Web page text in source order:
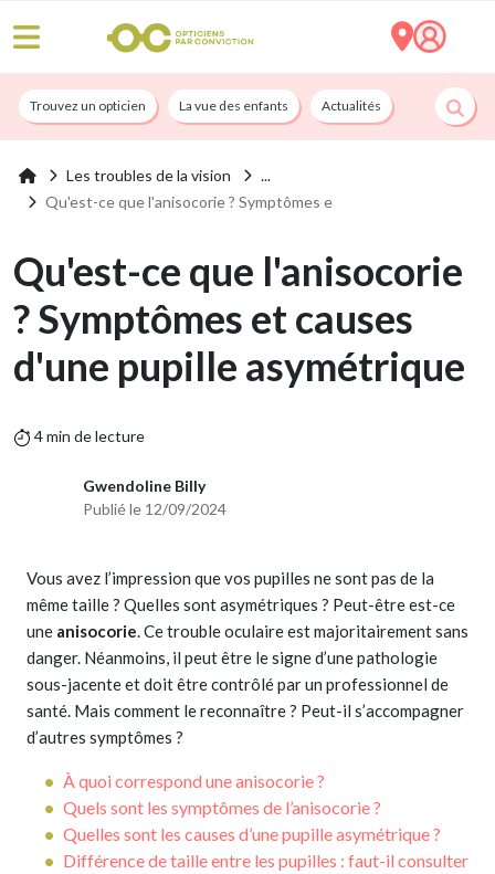
Trouvez un opticien La vue des enfants Actualités Nos services
Les troubles de la vision
Qu'est-ce que l'anisocorie ? Symptômes e
Qu'est-ce que l'anisocorie
? Symptômes et causes
d'une pupille asymétrique
4 min de lecture
Gwendoline Billy
Publié le 12/09/2024
Vous avez l’impression que vos pupilles ne sont pas de la
même taille ? Quelles sont asymétriques ? Peut-être est-ce
une anisocorie. Ce trouble oculaire est majoritairement sans
danger. Néanmoins, il peut être le signe d’une pathologie
sous-jacente et doit être contrôlé par un professionnel de
santé. Mais comment le reconnaître ? Peut-il s’accompagner
d’autres symptômes ?
À quoi correspond une anisocorie ?
Quels sont les symptômes de l’anisocorie ?
Quelles sont les causes d’une pupille asymétrique ?
Différence de taille entre les pupilles : faut-il consulter